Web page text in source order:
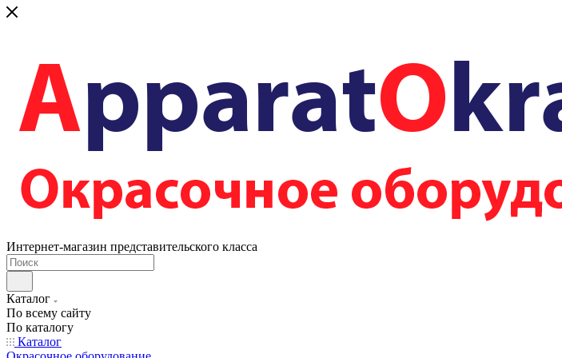
Интернет-магазин представительского класса
Каталог
По всему сайту
По каталогу
Каталог